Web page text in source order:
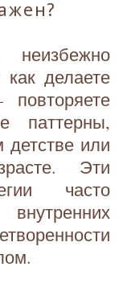
как делаете
паттерны,
или
Эти
часто